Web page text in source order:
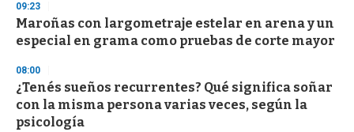
d
s
o
f
3
s
e
c
o
09:23
Maroñas con largometraje estelar en arena y un
especial en grama como pruebas de corte mayor
08:00
¿Tenés sueños recurrentes? Qué significa soñar
con la misma persona varias veces, según la
psicología